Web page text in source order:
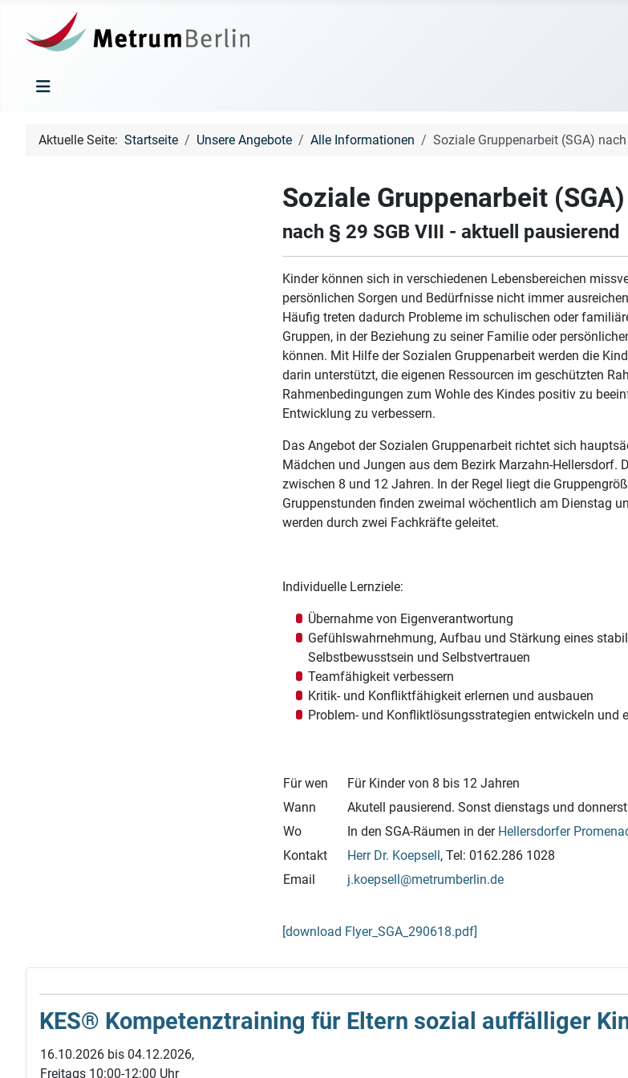
Aktuelle Seite: Startseite Unsere Angebote Alle Informationen Soziale Gruppenarbeit (SGA)
Soziale Gruppenarbeit (SGA)
nach § 29 SGB VIII - aktuell pausierend
Kinder können sich in verschiedenen Lebensbereichen
persönlichen Sorgen und Bedürfnisse nicht immer
Häufig treten dadurch Probleme im schulischen oder
Gruppen, in der Beziehung zu seiner Familie oder
können. Mit Hilfe der Sozialen Gruppenarbeit werden die
darin unterstützt, die eigenen Ressourcen im geschützten
Rahmenbedingungen zum Wohle des Kindes positiv zu
Entwicklung zu verbessern.
Das Angebot der Sozialen Gruppenarbeit richtet sich
Mädchen und Jungen aus dem Bezirk Marzahn-Hellersdorf.
zwischen 8 und 12 Jahren. In der Regel liegt die
Gruppenstunden finden zweimal wöchentlich am Dienstag
werden durch zwei Fachkräfte geleitet.
Individuelle Lernziele:
Übernahme von Eigenverantwortung
Gefühlswahrnehmung, Aufbau und Stärkung eines
Selbstbewusstsein und Selbstvertrauen
Teamfähigkeit verbessern
Kritik- und Konfliktfähigkeit erlernen und ausbauen
Problem- und Konfliktlösungsstrategien entwickeln und
Für wen
Für Kinder von 8 bis 12 Jahren
Wann
Akutell pausierend. Sonst dienstags und
Wo
In den SGA-Räumen in der Hellersdorfer
Kontakt
Herr Dr. Koepsell, Tel: 0162.286 1028
Email
j.koepsell@metrumberlin.de
[download Flyer_SGA_290618.pdf]
KES® Kompetenz­training für Eltern sozial auf­fälliger
16.10.2026 bis 04.12.2026,
Freitags 10:00-12:00 Uhr